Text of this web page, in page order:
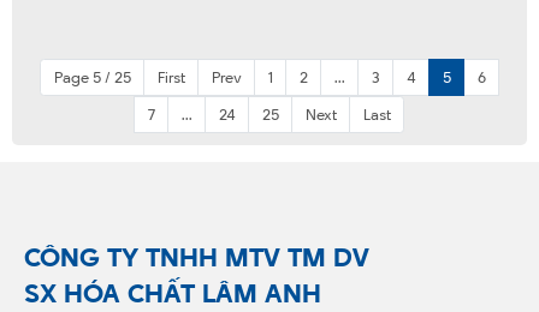
Page 5 / 25 First Prev 1 2 ... 3 4 5
6
7
... 24 25 Next Last
CÔNG TY TNHH MTV TM DV
SX HÓA CHẤT LÂM ANH